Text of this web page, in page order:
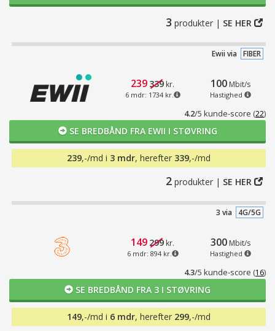
3 produkter | SE HER
239 339 kr.
6 mdr: 1734 kr.
100 Mbit/s
Hastighed
SE BREDBÅND FRA EWII I STØVRING
4.2/5 kunde-score (22)
Ewii via FIBER
239,-/md i 3 mdr, herefter 339,-/md
2 produkter | SE HER
149 299 kr.
6 mdr: 894 kr.
300 Mbit/s
Hastighed
SE BREDBÅND FRA 3 I STØVRING
4.3/5 kunde-score (16)
3 via 4G/5G
149,-/md i 6 mdr, herefter 299,-/md